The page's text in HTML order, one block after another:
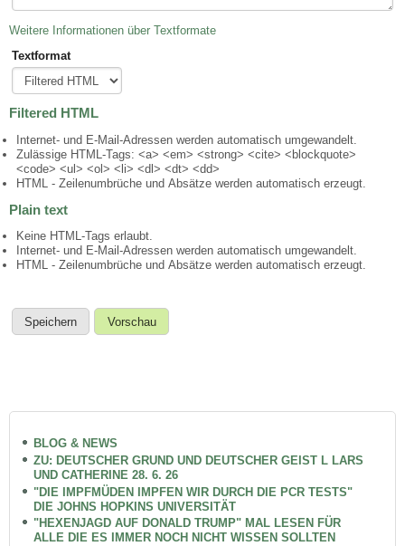
Weitere Informationen über Textformate
Textformat
Filtered HTML
Internet- und E-Mail-Adressen werden automatisch umgewandelt.
Zulässige HTML-Tags: <a> <em> <strong> <cite> <blockquote>
<code> <ul> <ol> <li> <dl> <dt> <dd>
HTML - Zeilenumbrüche und Absätze werden automatisch erzeugt.
Plain text
Keine HTML-Tags erlaubt.
Internet- und E-Mail-Adressen werden automatisch umgewandelt.
HTML - Zeilenumbrüche und Absätze werden automatisch erzeugt.
BLOG & NEWS
ZU: DEUTSCHER GRUND UND DEUTSCHER GEIST L LARS
UND CATHERINE 28. 6. 26
"DIE IMPFMÜDEN IMPFEN WIR DURCH DIE PCR TESTS"
DIE JOHNS HOPKINS UNIVERSITÄT
"HEXENJAGD AUF DONALD TRUMP" MAL LESEN FÜR
ALLE DIE ES IMMER NOCH NICHT WISSEN SOLLTEN